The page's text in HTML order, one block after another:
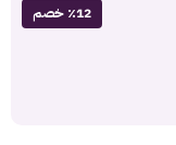
٪12 خصم